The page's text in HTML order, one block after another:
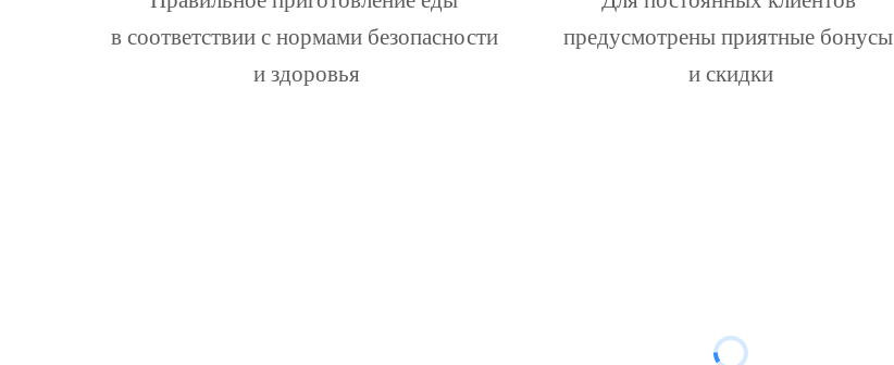
в соответствии с нормами безопасности
и здоровья
предусмотрены приятные бонусы
и скидки